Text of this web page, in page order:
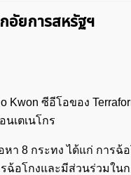
อัยการสหรัฐฯ
ซีอีโอของ
เตเนโกร
า 8 กระทง ได้แก่ การฉ้
อโกงและมีส่วนร่วมใน